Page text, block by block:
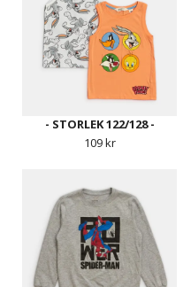
- STORLEK 122/128 -
109 kr